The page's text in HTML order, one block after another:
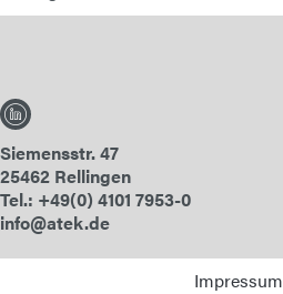
Nachricht senden
Siemensstr. 47
25462 Rellingen
Tel.: +49(0) 4101 7953-0
info@atek.de
Impressum